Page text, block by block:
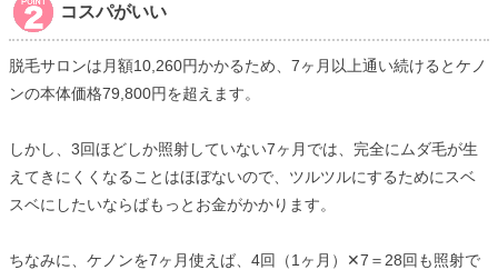
コスパがいい
脱毛サロンは月額10,260円かかるため、7ヶ月以上通い続けるとケノ
ンの本体価格79,800円を超えます。
しかし、3回ほどしか照射していない7ヶ月では、完全にムダ毛が生
えてきにくくなることはほぼないので、ツルツルにするためにスベ
スベにしたいならばもっとお金がかかります。
ちなみに、ケノンを7ヶ月使えば、4回（1ヶ月）✕7＝28回も照射で